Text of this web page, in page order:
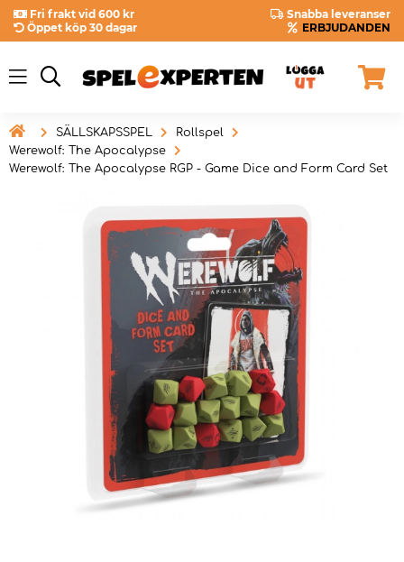
Fri frakt vid 600 kr
Snabba leveranser
Öppet köp 30 dagar
ERBJUDANDEN
 SÄLLSKAPSSPEL
Rollspel
Werewolf: The Apocalypse
Werewolf: The Apocalypse RGP - Game Dice and Form Card Set